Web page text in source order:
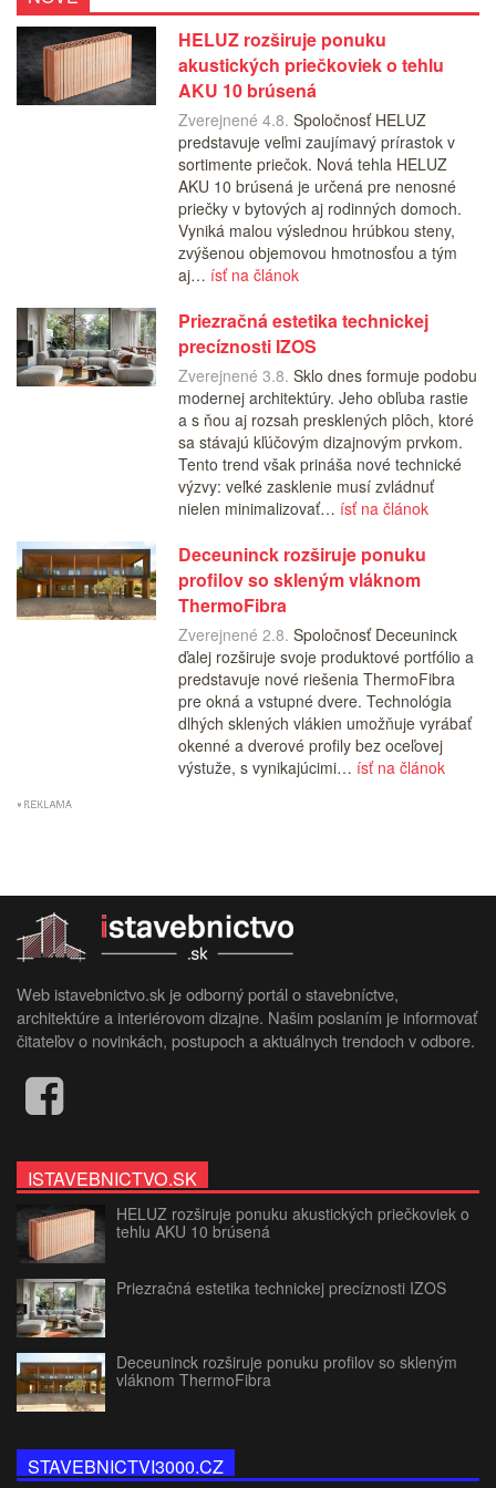
HELUZ rozširuje ponuku
akustických priečkoviek o tehlu
AKU 10 brúsená
Zverejnené 4.8. Spoločnosť HELUZ
predstavuje veľmi zaujímavý prírastok v
sortimente priečok. Nová tehla HELUZ
AKU 10 brúsená je určená pre nenosné
priečky v bytových aj rodinných domoch.
Vyniká malou výslednou hrúbkou steny,
zvýšenou objemovou hmotnosťou a tým
aj… ísť na článok
Priezračná estetika technickej
precíznosti IZOS
Zverejnené 3.8. Sklo dnes formuje podobu
modernej architektúry. Jeho obľuba rastie
a s ňou aj rozsah presklených plôch, ktoré
sa stávajú kľúčovým dizajnovým prvkom.
Tento trend však prináša nové technické
výzvy: veľké zasklenie musí zvládnuť
nielen minimalizovať… ísť na článok
Deceuninck rozširuje ponuku
profilov so skleným vláknom
ThermoFibra
Zverejnené 2.8. Spoločnosť Deceuninck
ďalej rozširuje svoje produktové portfólio a
predstavuje nové riešenia ThermoFibra
pre okná a vstupné dvere. Technológia
dlhých sklených vlákien umožňuje vyrábať
okenné a dverové profily bez oceľovej
výstuže, s vynikajúcimi… ísť na článok
Web istavebnictvo.sk je odborný portál o stavebníctve,
architektúre a interiérovom dizajne. Našim poslaním je informovať
čitateľov o novinkách, postupoch a aktuálnych trendoch v odbore.
ISTAVEBNICTVO.SK
HELUZ rozširuje ponuku akustických priečkoviek o
tehlu AKU 10 brúsená
Priezračná estetika technickej precíznosti IZOS
Deceuninck rozširuje ponuku profilov so skleným
vláknom ThermoFibra
STAVEBNICTVI3000.CZ